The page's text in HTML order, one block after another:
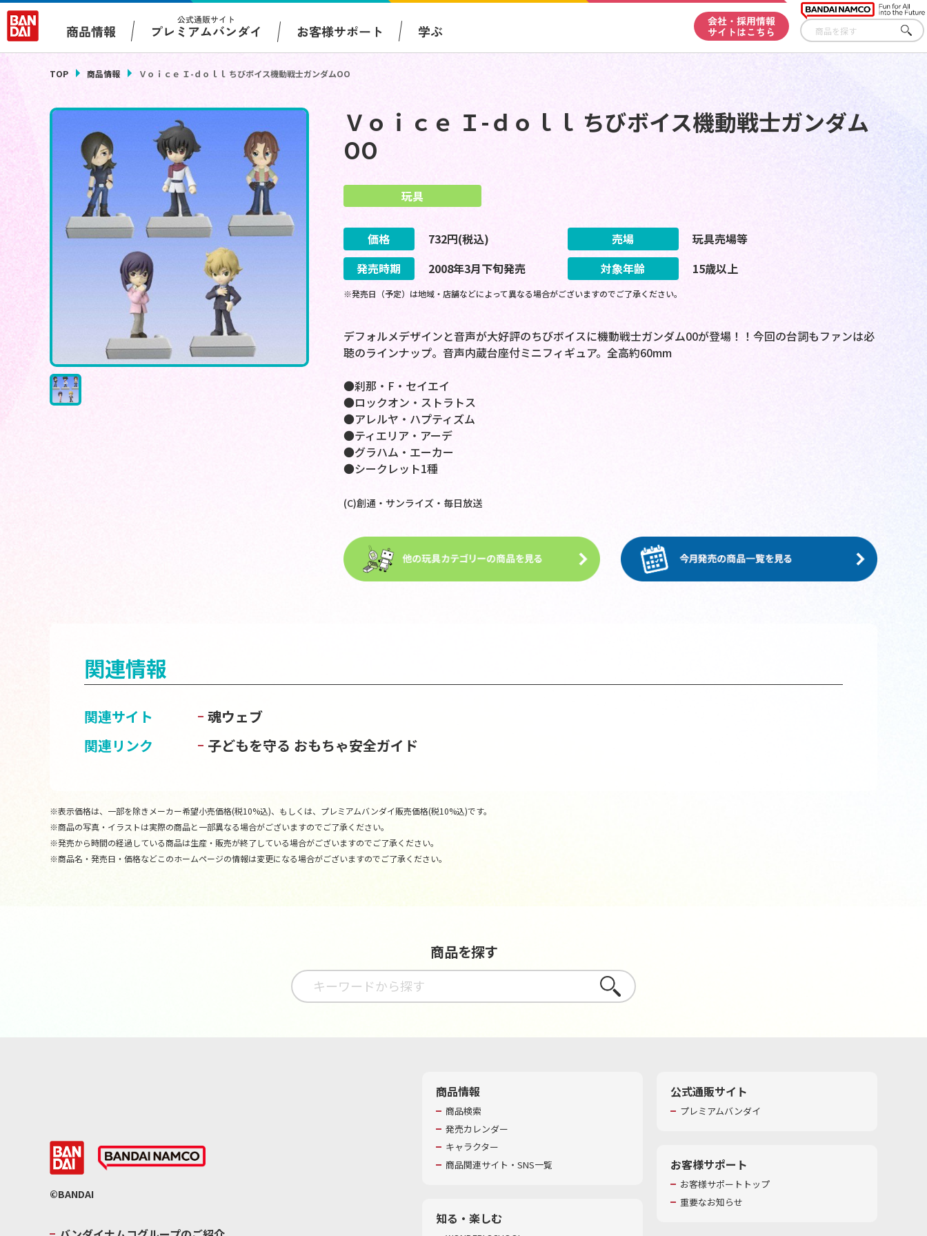
商品情報
公式通販サイト
プレミアムバンダイ お客様サポート 学ぶ
会社・採用情報
サイトはこちら
さが
す
TOP 商品情報 Ｖｏｉｃｅ Ｉ-ｄｏｌｌ ちびボイス機動戦士ガンダムOO
Ｖｏｉｃｅ Ｉ-ｄｏｌｌ ちびボイス機動戦士ガンダム
OO
玩具
価格 732円(税込) 売場
玩具売場等
発売時期
2008年3月下旬発売 対象年齢 15歳以上
※発売日（予定）は地域・店舗などによって異なる場合がございますのでご了承ください。
デフォルメデザインと音声が大好評のちびボイスに機動戦士ガンダム00が登場！！今回の台詞もファンは必
聴のラインナップ。音声内蔵台座付ミニフィギュア。全高約60mm
●刹那・F・セイエイ
●ロックオン・ストラトス
●アレルヤ・ハプティズム
●ティエリア・アーデ
●グラハム・エーカー
●シークレット1種
(C)創通・サンライズ・毎日放送
関連情報
関連サイト
魂ウェブ
関連リンク
子どもを守る おもちゃ安全ガイド
※表示価格は、一部を除きメーカー希望小売価格(税10%込)、もしくは、プレミアムバンダイ販売価格(税10%込)です。
※商品の写真・イラストは実際の商品と一部異なる場合がございますのでご了承ください。
※発売から時間の経過している商品は生産・販売が終了している場合がございますのでご了承ください。
※商品名・発売日・価格などこのホームページの情報は変更になる場合がございますのでご了承ください。
商品を探す
さがす
©BANDAI
商品情報
商品検索
発売カレンダー
キャラクター
商品関連サイト・SNS一覧
知る・楽しむ
公式通販サイト
プレミアムバンダイ
お客様サポート
お客様サポートトップ
重要なお知らせ